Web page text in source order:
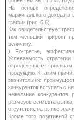
На основе
маржинального дохода в
график (рис. 6.6).
Как свидетельствует
тем меньший прирост
величину.
) Fo-третье,
Успеваемость
определенным
продукцию. К таким
значительное
конкурентов вступать с
нежелание конкурентов
размеров сегмента рынка,
отсутствие на рынке
Кроме того, позитивной